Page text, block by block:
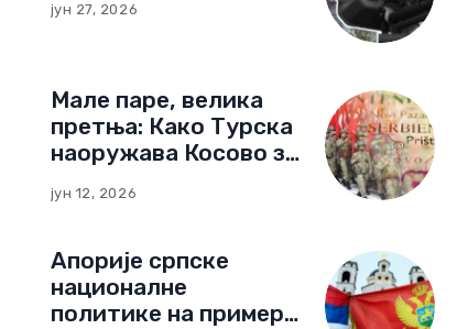
јун 27, 2026
Мале паре, велика
претња: Како Турска
наоружава Косово за
јун 12, 2026
Апорије српске
националне
политике на примеру